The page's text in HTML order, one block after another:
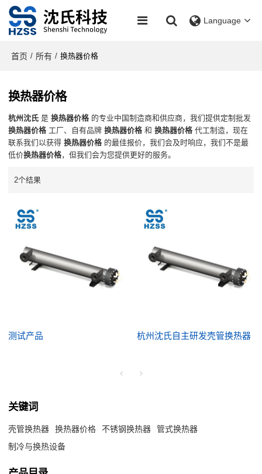
Language
首页 / 所有 / 换热器价格
换热器价格
杭州沈氏 是换热器价格 的专业中国制造商和供应商，我们提供定制批发
换热器价格 工厂、自有品牌换热器价格 和换热器价格 代工制造，现在
联系我们以获得换热器价格 的最佳报价，我们会及时响应，我们不是最
低价换热器价格，但我们会为您提供更好的服务。
2个结果
测试产品 杭州沈氏自主研发壳管换热器
关键词
壳管换热器 换热器价格 不锈钢换热器
管式换热器
制冷与换热设备